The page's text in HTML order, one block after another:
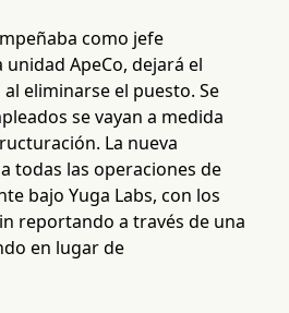
como jefe
ApeCo, dejará el
eliminarse el puesto. Se
se vayan a medida
La nueva
todas las operaciones de
bajo Yuga Labs, con los
reportando a través de una
en lugar de